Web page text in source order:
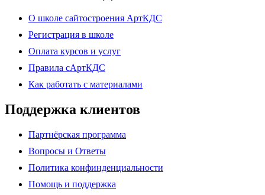
О школе сайтостроения АртКДС
Регистрация в школе
Оплата курсов и услуг
Правила сАртКДС
Как работать с материалами
Поддержка клиентов
Партнёрская программа
Вопросы и Ответы
Политика конфинденциальности
Помощь и поддержка